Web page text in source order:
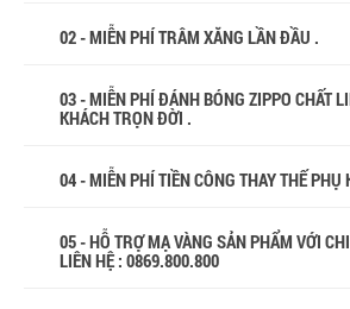
02 - MIỄN PHÍ TRÂM XĂNG LẦN ĐẦU .
03 - MIỄN PHÍ ĐÁNH BÓNG ZIPPO CHẤT
KHÁCH TRỌN ĐỜI .
04 - MIỄN PHÍ TIỀN CÔNG THAY THẾ PHỤ
05 - HỖ TRỢ MẠ VÀNG SẢN PHẨM VỚI
LIÊN HỆ : 0869.800.800